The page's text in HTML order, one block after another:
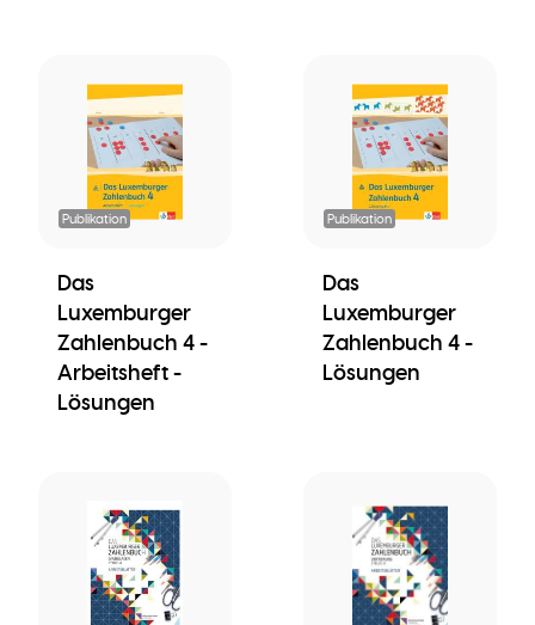
Publikation
Das
Luxemburger
Zahlenbuch 4 -
Arbeitsheft -
Lösungen
Publikation
Das
Luxemburger
Zahlenbuch 4 -
Lösungen